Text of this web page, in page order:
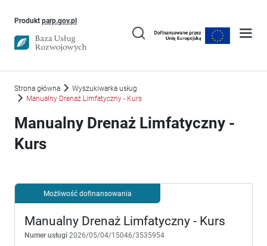
Produkt parp.gov.plUwaga, link otworzy się w nowym oknie
Strona główna
Wyszukiwarka usług
Manualny Drenaż Limfatyczny - Kurs
Manualny Drenaż Limfatyczny -
Kurs
Możliwość dofinansowania
Manualny Drenaż Limfatyczny - Kurs
Numer usługi 2026/05/04/15046/3535954